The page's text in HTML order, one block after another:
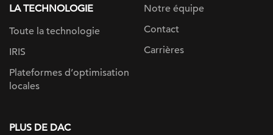
LA TECHNOLOGIE
Toute la technologie
IRIS
Plateformes d’optimisation
locales
Notre équipe
Contact
Carrières
PLUS DE DAC